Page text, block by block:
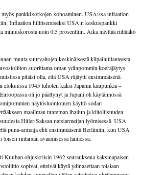
pankkikorkojen kohoaminen. USA:ssa inflaation
Inflaation hillitsemiseksi USA:n keskuspankki
miinuskorosta noin 0,5 prosenttiin. Aika näyttää riittääkö
muuta suurvaltojen keskinäisestä kilpailutilanteesta.
suorittama oman ydinpommin koeräjäytys
pitäisi olla, että USA räjäytti ensimmäisenä
elokuussa 1945 tuhoten kaksi Japanin kaupunkia –
oli jo päättynyt ja Japani oli käytännössä
näytösluontoinen käyttö sodan
maailman tunteman ihailun ja kiitollisuuden
Hitler-Saksan natsiarmeijan lyömisessä. USA
puna-armeija ehti ensimmäisenä Berliiniin, kun USA
rintaman avaamisessa lännessä.
Kuuban ohjuskriisin 1962 seurauksena kaksinapaisen
sopivat, etteivät käytä ydinasettaan toisiaan